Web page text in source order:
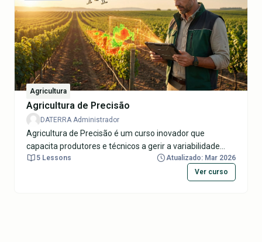
operador, ambiente, organismos não-alvo e
consumidores, em conformidade com a legislação.
Ênfase em boas práticas fitossanitárias, redução de
deriva e manutenção do material para uma proteção
integrada e sustentável das culturas.
Agricultura
Agricultura de Precisão
DATERRA Administrador
Agricultura de Precisão é um curso inovador que
capacita produtores e técnicos a gerir a variabilidade
espacial e temporal das culturas, utilizando tecnologias
como GNSS (GPS), SIG, sensores remotos, mapeamento
5 Lessons
Atualizado: Mar 2026
Ver curso